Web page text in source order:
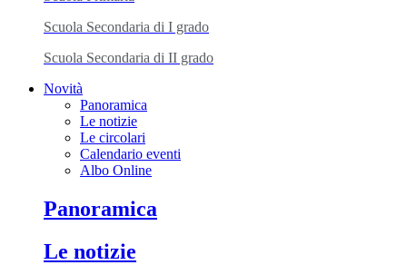
Scuola Secondaria di I grado
Scuola Secondaria di II grado
Novità
Panoramica
Le notizie
Le circolari
Calendario eventi
Albo Online
Panoramica
Le notizie